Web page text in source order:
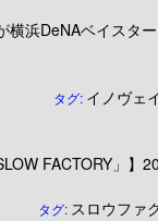
横浜DeNAベイスタ
タグ: イノヴェ
FACTORY」】
タグ: スロウファ